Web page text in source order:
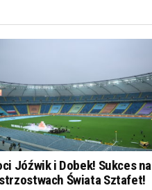
Jóźwik i Dobek! Sukces na
Świata Sztafet!